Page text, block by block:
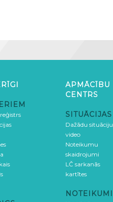
APMĀCĪBU
CENTRS
SITUĀCIJAS
Dažādu situāciju
video
Noteikumu
skaidrojumi
LČ sarkanās
kartītes
NOTEIKUMI